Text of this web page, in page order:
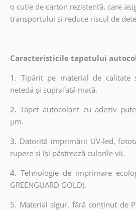
o cutie de carton rezistentă, care
transportului și reduce riscul de
Caracteristicile tapetului
1. Tipărit pe material de calitate
netedă și suprafață mată.
2.Tapet autocolant cu adeziv
µm.
3. Datorită imprimării UV-led,
rupere și își păstrează culorile vii.
4. Tehnologie de imprimare
GREENGUARD GOLD).
5. Material sigur, fără conținut de